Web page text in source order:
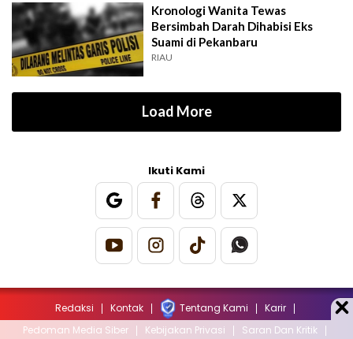
Kronologi Wanita Tewas
Bersimbah Darah Dihabisi Eks
Suami di Pekanbaru
RIAU
Load More
Ikuti Kami
Redaksi Kontak Tentang Kami
Karir
Pedoman Media Siber
Kebijakan Privasi Saran Dan Kritik